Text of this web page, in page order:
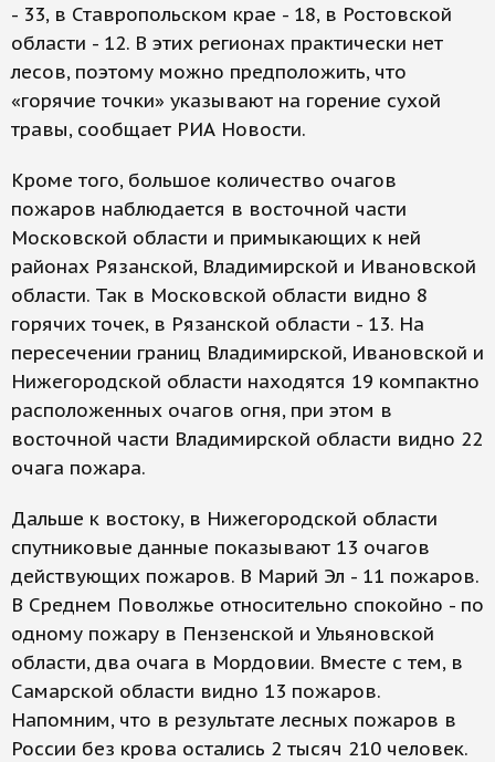
- 33, в Ставропольском крае - 18, в Ростовской
области - 12. В этих регионах практически нет
лесов, поэтому можно предположить, что
«горячие точки» указывают на горение сухой
травы, сообщает РИА Новости.
Кроме того, большое количество очагов
пожаров наблюдается в восточной части
Московской области и примыкающих к ней
районах Рязанской, Владимирской и Ивановской
области. Так в Московской области видно 8
горячих точек, в Рязанской области - 13. На
пересечении границ Владимирской, Ивановской и
Нижегородской области находятся 19 компактно
расположенных очагов огня, при этом в
восточной части Владимирской области видно 22
очага пожара.
Дальше к востоку, в Нижегородской области
спутниковые данные показывают 13 очагов
действующих пожаров. В Марий Эл - 11 пожаров.
В Среднем Поволжье относительно спокойно - по
одному пожару в Пензенской и Ульяновской
области, два очага в Мордовии. Вместе с тем, в
Самарской области видно 13 пожаров.
Напомним, что в результате лесных пожаров в
России без крова остались 2 тысяч 210 человек.